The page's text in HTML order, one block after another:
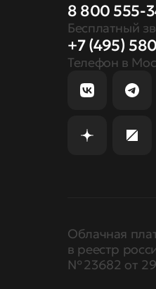
8 800 555-
Бесплатный
+7 (495)
Телефон в
Облачная
в реестр
№ 23682 от